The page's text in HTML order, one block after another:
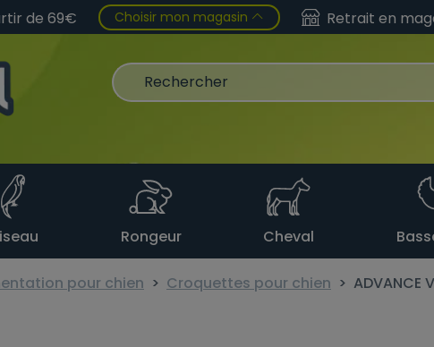
de 69€ Choisir mon magasin Retrait en
Rongeur Cheval
pour chien Croquettes pour chien ADVANCE